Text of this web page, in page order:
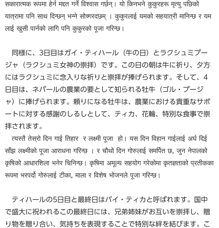
सकारात्मक रूपमा हेर्न मद्दत गर्ने विश्वास गर्छन्। यो किनभने कुकुरहरू मृत्यु पछिको
यात्रामा पनि साथ दिन्छन् भन्ने सोच्गरदछम् । कुकुरलाई यमको सहयात्री मानिन्छ र यम
लाई खुसी पार्नको लागि पनि कुकुरको पूजा गरिन्छ।
同様に、3日目はガイ・ティハール（牛の日）とラクシュミプー
ジャ（ラクシュミ女神の崇拝）です。この日の朝は牛に祈り、夕方
にはラクシュミに念入りな祈りと崇拝が捧げられます。そして、4
日目は、ネパールの農業の要として知られる牡牛（ゴル・プージ
ャ）に捧げられます。頼りになる牡牛は、農業における貴重なサポ
ートに対する感謝のしるしとして、ティカ、花輪、特別な食事で崇
拝されます。
त्यस्तै तेस्रो दिन गाई तिहार र लक्ष्मी पूजा हो। यस दिन विहान गाईलाई अर्घ दिई
साँझ लक्ष्मीको पूजा आराधना गरिन्छ । र चौथो दिन गोरुलाई समर्पित छ, जुन नेपालको
कृषिको आधारशिला भनेर चिनिन्छ। कृषिमा अमूल्य सहयोग गरेकोमा कृतज्ञताको प्रतीकका
रूपमा भरपर्दो गोरुलाई टीका, माला र विशेष भोजनले पूजा गरिन्छ।
ティハールの5日目と最終日はバイ・ティカと呼ばれます。国中
で盛大に祝われるこの最終日には、兄弟姉妹がお互いを崇拝し、贈
り物を贈り合い、気持ちを表現することで特別な絆を結びます。こ